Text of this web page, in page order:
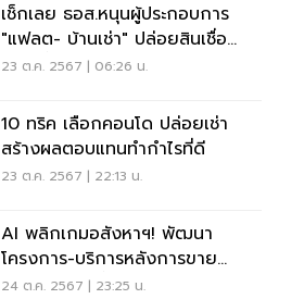
เช็กเลย ธอส.หนุนผู้ประกอบการ
"แฟลต- บ้านเช่า" ปล่อยสินเชื่อ
ดอกเบี้ย 4% ต่อปี
23 ต.ค. 2567 | 06:26 น.
10 ทริค เลือกคอนโด ปล่อยเช่า
สร้างผลตอบแทนทำกำไรที่ดี
23 ต.ค. 2567 | 22:13 น.
AI พลิกเกมอสังหาฯ! พัฒนา
โครงการ-บริการหลังการขาย
ครอบคลุมทุกขั้นตอน
24 ต.ค. 2567 | 23:25 น.